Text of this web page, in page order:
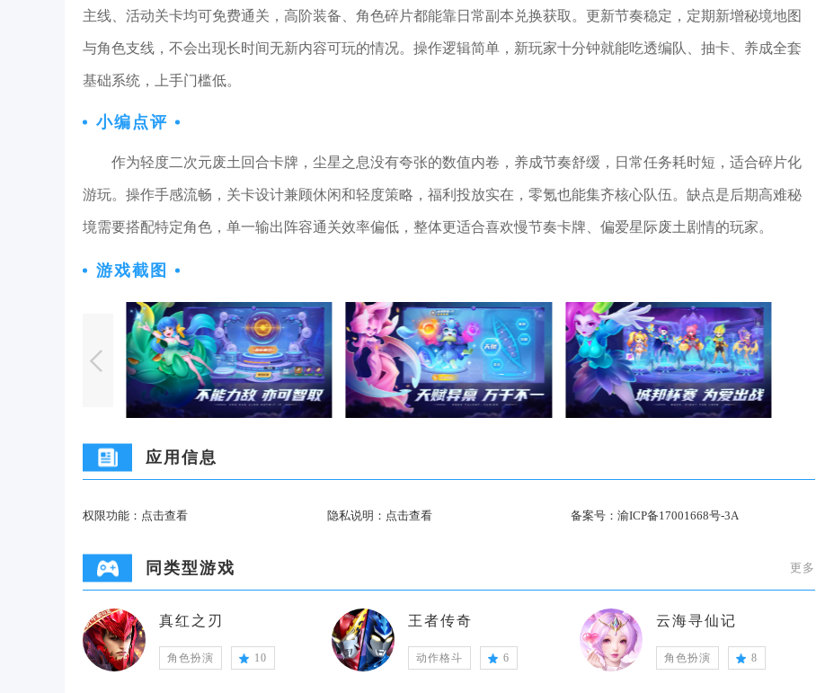
主线、活动关卡均可免费通关，高阶装备、角色碎片都能靠日常副本兑换获取。更新节奏稳定，定期新增秘境地图
与角色支线，不会出现长时间无新内容可玩的情况。操作逻辑简单，新玩家十分钟就能吃透编队、抽卡、养成全套
基础系统，上手门槛低。
小编点评
作为轻度二次元废土回合卡牌，尘星之息没有夸张的数值内卷，养成节奏舒缓，日常任务耗时短，适合碎片化
游玩。操作手感流畅，关卡设计兼顾休闲和轻度策略，福利投放实在，零氪也能集齐核心队伍。缺点是后期高难秘
境需要搭配特定角色，单一输出阵容通关效率偏低，整体更适合喜欢慢节奏卡牌、偏爱星际废土剧情的玩家。
游戏截图
应用信息
权限功能： 点击查看 隐私说明： 点击查看 备案号：渝ICP备17001668号-3A
同类型游戏 更多
真红之刃
角色扮演 10
王者传奇
动作格斗 6
云海寻仙记
角色扮演 8